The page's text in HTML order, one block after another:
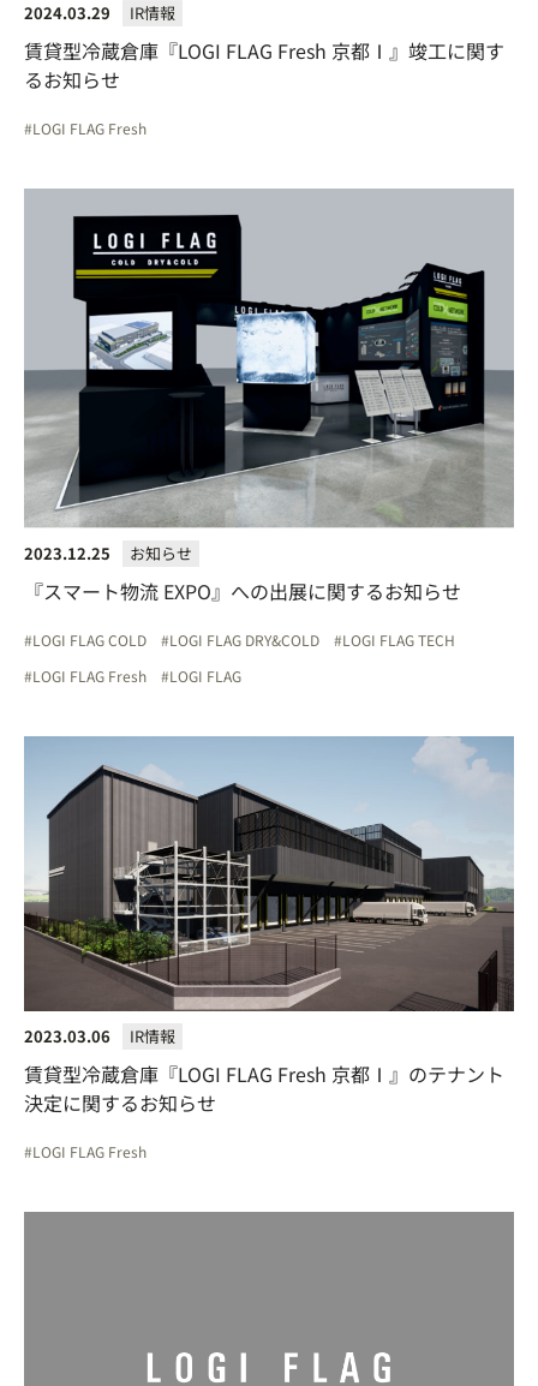
2024.03.29 IR情報
賃貸型冷蔵倉庫『LOGI FLAG Fresh 京都Ⅰ』竣工に関す
るお知らせ
LOGI FLAG Fresh
2023.12.25 お知らせ
『スマート物流 EXPO』への出展に関するお知らせ
LOGI FLAG COLD LOGI FLAG DRY&COLD
LOGI FLAG TECH
LOGI FLAG Fresh
LOGI FLAG
2023.03.06 IR情報
賃貸型冷蔵倉庫『LOGI FLAG Fresh 京都Ⅰ』のテナント
決定に関するお知らせ
LOGI FLAG Fresh